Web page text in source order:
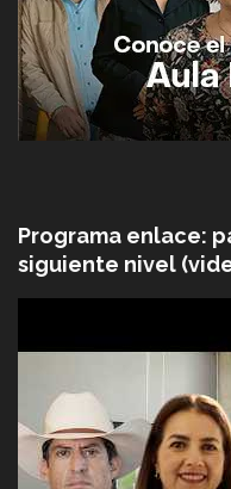
Programa enlace:
siguiente nivel